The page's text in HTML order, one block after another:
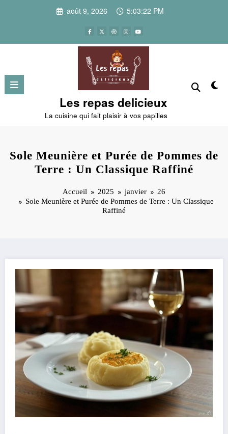
août 9, 2026 5:03:23 PM
Les repas delicieux
La cuisine qui fait plaisir à vos papilles
Sole Meunière et Purée de Pommes de
Terre : Un Classique Raffiné
Accueil 2025 janvier
26
Sole Meunière et Purée de Pommes de Terre : Un Classique
Raffiné